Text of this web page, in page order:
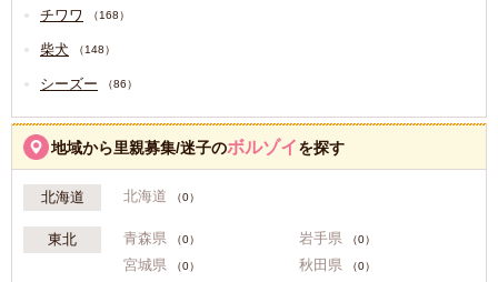
チワワ （168）
柴犬 （148）
シーズー （86）
地域から里親募集/迷子のボルゾイを探す
北海道 北海道 （0）
東北 青森県 （0） 岩手県 （0）
宮城県 （0） 秋田県 （0）